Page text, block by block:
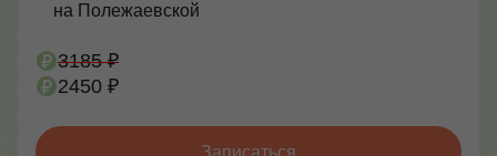
О нас
Акции и скидки
на Полежаевской
3185 ₽
2450 ₽
Записаться